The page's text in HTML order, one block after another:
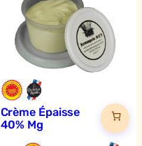
Crème Épaisse
40% Mg